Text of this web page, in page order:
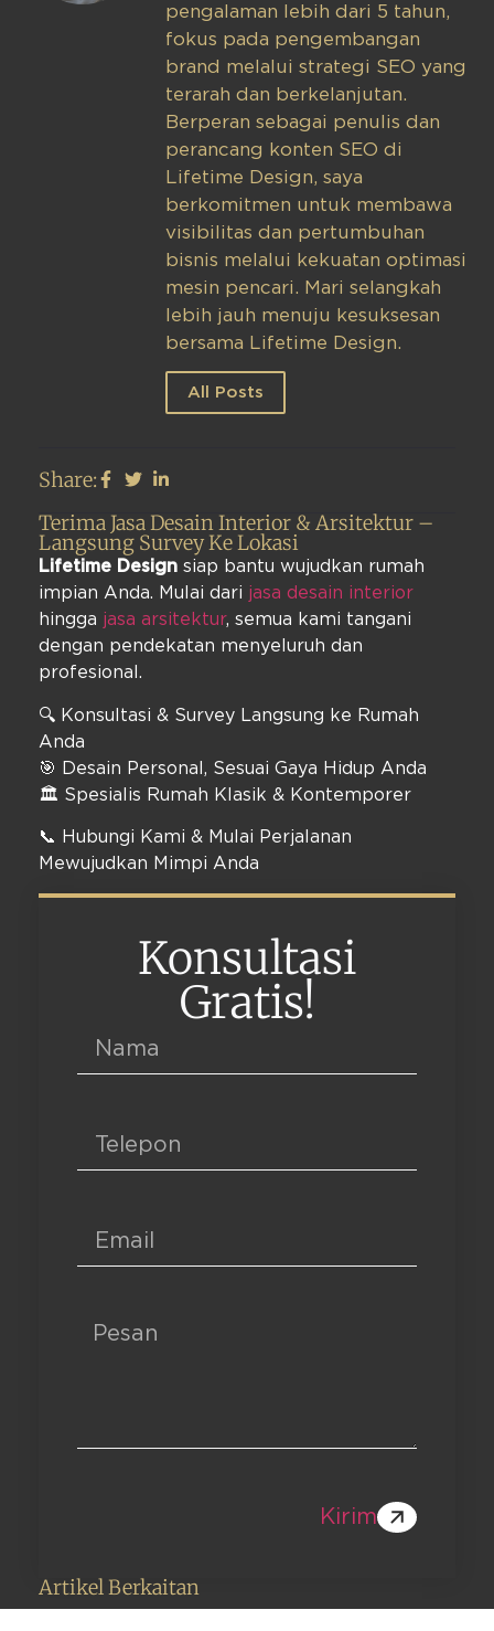
pengalaman lebih dari 5 tahun,
fokus pada pengembangan
brand melalui strategi SEO yang
terarah dan berkelanjutan.
Berperan sebagai penulis dan
perancang konten SEO di
Lifetime Design, saya
berkomitmen untuk membawa
visibilitas dan pertumbuhan
bisnis melalui kekuatan optimasi
mesin pencari. Mari selangkah
lebih jauh menuju kesuksesan
bersama Lifetime Design.
All Posts
Share:
Terima Jasa Desain Interior & Arsitektur –
Langsung Survey Ke Lokasi
Lifetime Design siap bantu wujudkan rumah
impian Anda. Mulai dari jasa desain interior
hingga jasa arsitektur, semua kami tangani
dengan pendekatan menyeluruh dan
profesional.
🔍 Konsultasi & Survey Langsung ke Rumah
Anda
🎯 Desain Personal, Sesuai Gaya Hidup Anda
🏛️ Spesialis Rumah Klasik & Kontemporer
📞 Hubungi Kami & Mulai Perjalanan
Mewujudkan Mimpi Anda
Konsultasi
Gratis!
Kirim
Artikel Berkaitan